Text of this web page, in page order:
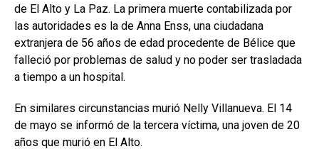
de El Alto y La Paz. La primera muerte contabilizada por
las autoridades es la de Anna Enss, una ciudadana
extranjera de 56 años de edad procedente de Bélice que
falleció por problemas de salud y no poder ser trasladada
a tiempo a un hospital.
En similares circunstancias murió Nelly Villanueva. El 14
de mayo se informó de la tercera víctima, una joven de 20
años que murió en El Alto.